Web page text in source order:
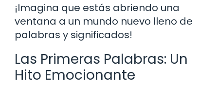
¡Imagina que estás abriendo una
ventana a un mundo nuevo lleno de
palabras y significados!
Las Primeras Palabras: Un
Hito Emocionante